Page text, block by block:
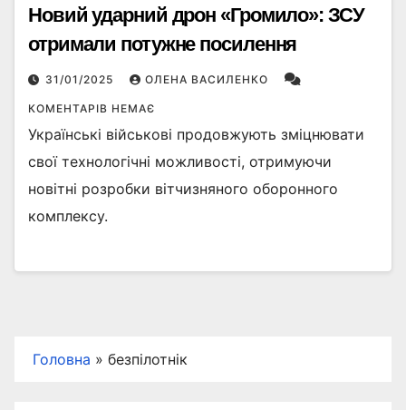
Новий ударний дрон «Громило»: ЗСУ
отримали потужне посилення
31/01/2025 ОЛЕНА ВАСИЛЕНКО
КОМЕНТАРІВ НЕМАЄ
Українські військові продовжують зміцнювати
свої технологічні можливості, отримуючи
новітні розробки вітчизняного оборонного
комплексу.
Головна » безпілотнік